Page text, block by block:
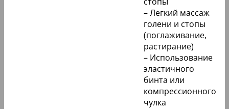
– Легкий массаж
голени и стопы
(поглаживание,
растирание)
– Использование
эластичного
бинта или
компрессионного
чулка